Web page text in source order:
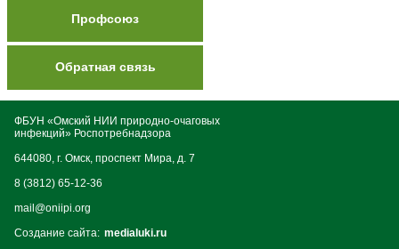
Профсоюз
Обратная связь
ФБУН «Омский НИИ природно-очаговых
инфекций» Роспотребнадзора
644080, г. Омск, проспект Мира, д. 7
8 (3812) 65-12-36
mail@oniipi.org
Создание сайта: medialuki.ru